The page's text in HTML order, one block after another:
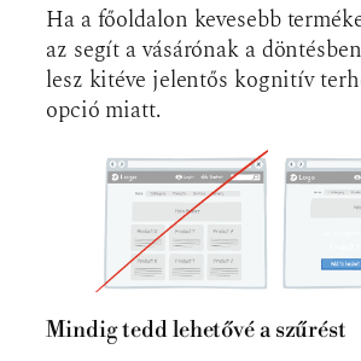
Ha a főoldalon kevesebb
az segít a vásárónak a
lesz kitéve jelentős kognitív
opció miatt.
Mindig tedd lehetővé a szűrést